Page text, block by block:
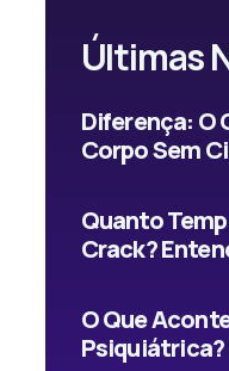
Últimas
Diferença: O
Corpo Sem
Quanto
Crack?
O Que
Psiquiátrica?